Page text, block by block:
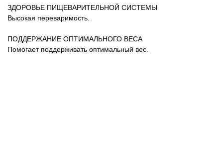
ЗДОРОВЬЕ ПИЩЕВАРИТЕЛЬНОЙ СИСТЕМЫ
Высокая переваримость.
ПОДДЕРЖАНИЕ ОПТИМАЛЬНОГО ВЕСА
Помогает поддерживать оптимальный вес.
Архив / Снято с производства